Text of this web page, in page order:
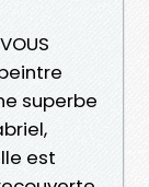
superbe
est